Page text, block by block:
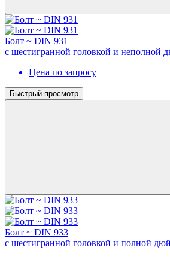
Болт ~ DIN 931
с шестигранной головкой и неполной
Цена по запросу
Быстрый просмотр
Болт ~ DIN 933
с шестигранной головкой и полной